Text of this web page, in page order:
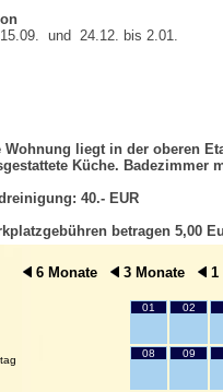
und 24.12. bis 2.01.
Wohnung liegt in der oberen
Küche. Badezimmer
40.- EUR
betragen 5,00
6 Monate 3 Monate 1
01 02
08 09